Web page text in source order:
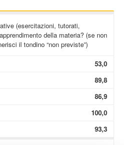
(esercitazioni, tutorati,
della materia? (se non
il tondino “non previste”)
53,0
89,8
86,9
100,0
93,3